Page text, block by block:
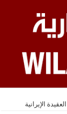
الإيرانية